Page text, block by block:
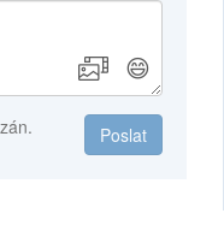
😄
Poslat